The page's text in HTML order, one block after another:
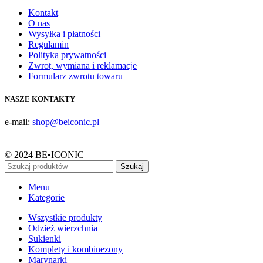
Kontakt
O nas
Wysyłka i płatności
Regulamin
Polityka prywatności
Zwrot, wymiana i reklamacje
Formularz zwrotu towaru
NASZE KONTAKTY
e-mail: shop@beiconic.pl
© 2024 BE•ICONIC
Szukaj
Menu
Kategorie
Wszystkie produkty
Odzież wierzchnia
Sukienki
Komplety i kombinezony
Marynarki